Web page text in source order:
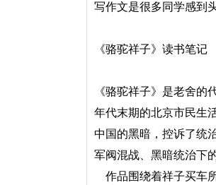
写作文是很多同学感到
《骆驼祥子》读书笔记
《骆驼祥子》是老舍
年代末期的北京市民生
中国的黑暗，控诉了统
军阀混战、黑暗统治下
作品围绕着祥子买车